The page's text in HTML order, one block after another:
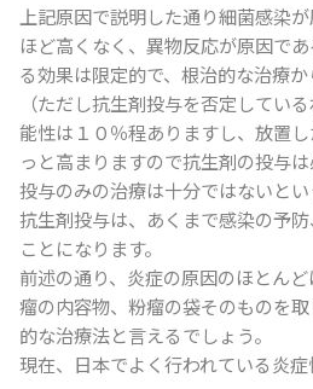
上記原因で説明した通り細菌感染
ほど高くなく、異物反応が原因で
る効果は限定的で、根治的な治療か
（ただし抗生剤投与を否定してい
能性は１０％程ありますし、放置
っと高まりますので抗生剤の投与
投与のみの治療は十分ではないとい
抗生剤投与は、あくまで感染の予
ことになります。
前述の通り、炎症の原因のほとん
瘤の内容物、粉瘤の袋そのものを
的な治療法と言えるでしょう。
現在、日本でよく行われている炎